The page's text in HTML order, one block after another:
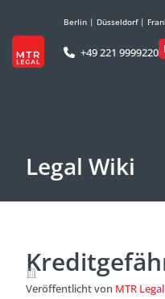
Berlin | Düsseldorf|
+49 221 9999220
Legal Wiki
Veröffentlicht von MTR